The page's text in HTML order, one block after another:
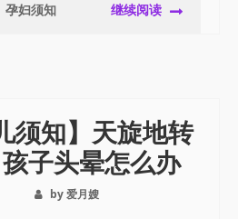
孕妇须知 继续阅读
须知】天旋地转
子头晕怎么办
by 爱月嫂